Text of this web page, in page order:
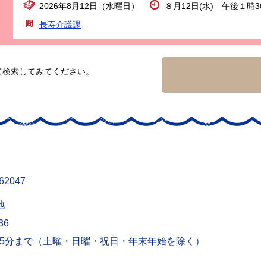
2026年8月12日（水曜日）
８月12日(水) 午後１時
長寿介護課
索してみてください。
まで（土曜・日曜・祝日・年末年始を除く）